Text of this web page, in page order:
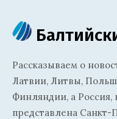
Рассказываем о
Латвии, Литвы,
Финляндии, а Россия,
представлена Санкт-